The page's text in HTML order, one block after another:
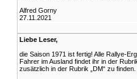
Alfred Gorny
27.11.2021
Liebe Leser,
die Saison 1971 ist fertig! Alle Rallye-
Fahrer im Ausland findet ihr in der
zusätzlich in der Rubrik „DM“ zu finden.